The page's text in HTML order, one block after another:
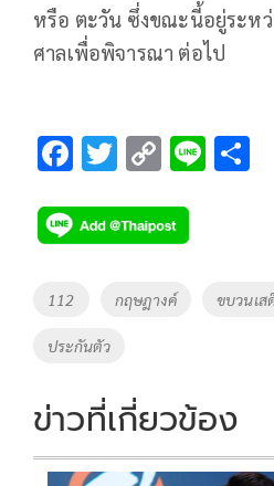
หรือ ตะวัน ซึ่งขณะนี้อยู่ระห
ศาลเพื่อพิจารณา ต่อไป
F
e
b
o
o
k
T
tt
er
C
p
y
Li
Li
Tags
112 กฤษฎางค์ ขบวนเส
ประกันตัว
ข่าวที่เกี่ยวข้อง